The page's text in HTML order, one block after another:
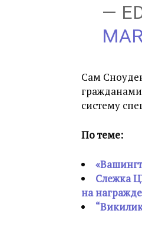
—
Сам
систему
По теме:
Слежка
на